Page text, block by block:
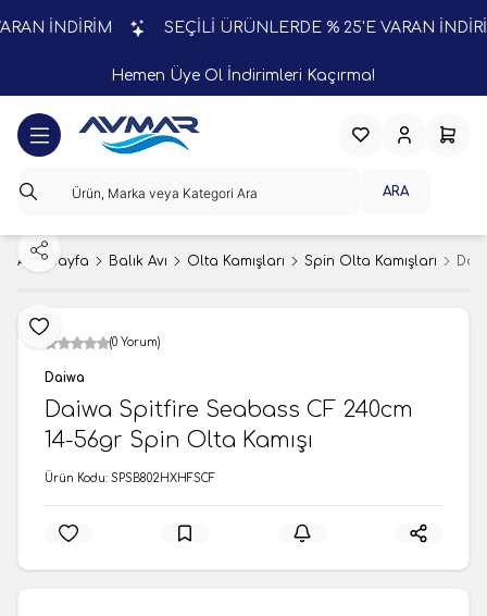
İNDİRİM SEÇİLİ ÜRÜNLERDE % 25'E VARAN İNDİRİM
Hemen Üye Ol İndirimleri Kaçırma!
ARA
FavorilerimHesabım
Ana Sayfa Balık Avı Olta Kamışları Spin Olta Kamışları
Favoriye Ekle
Paylaş
(0 Yorum)
Daiwa
Daiwa Spitfire Seabass CF 240cm
14-56gr Spin Olta Kamışı
Ürün Kodu: SPSB802HXHFSCF